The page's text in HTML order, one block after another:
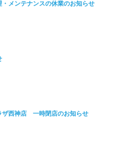
・メンテナンスの休業のお知らせ
ザ西神店 一時閉店のお知らせ